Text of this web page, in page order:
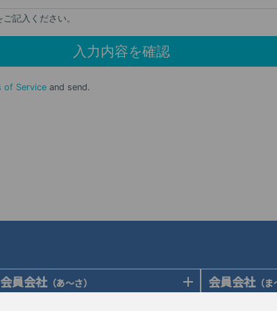
会員会社 （あ〜さ）
会員会社 （